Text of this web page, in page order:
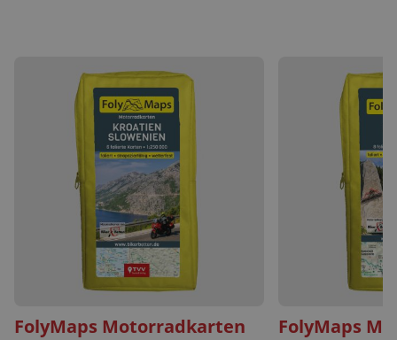
FolyMaps Motorradkarten
FolyMaps